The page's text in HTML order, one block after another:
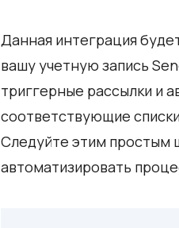
Данная интеграция
вашу учетную запись
триггерные рассылки и
соответствующие
Следуйте этим простым
автоматизировать